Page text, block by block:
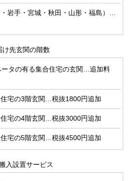
岩手・宮城・秋田・山形・福島）…
け先玄関の階数
タの有る集合住宅の玄関…追加料
宅の3階玄関…税抜1800円追加
宅の4階玄関…税抜3000円追加
宅の5階玄関…税抜4500円追加
入設置サービス